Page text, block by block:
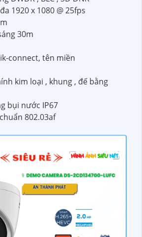
1920 x 1080 @ 25fps
30m
connect, tên miền
kim loại , khung , đế bằng
bụi nước IP67
802.03af